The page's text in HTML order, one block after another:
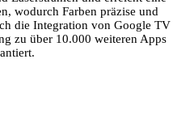
wodurch Farben präzise und
die Integration von Google TV
zu über 10.000 weiteren Apps